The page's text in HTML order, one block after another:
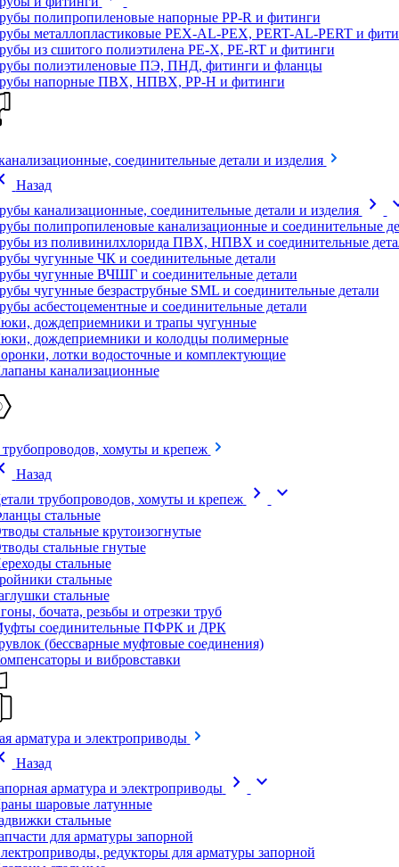
полипропиленовые напорные PP-R и фитинги
металлопластиковые PEX-AL-PEX, PERT-AL-PERT и
из сшитого полиэтилена PE-X, PE-RT и фитинги
полиэтиленовые ПЭ, ПНД, фитинги и фланцы
напорные ПВХ, НПВХ, PP-H и фитинги
соединительные детали и изделия
Назад
канализационные, соединительные детали и изделия
chevron_right
полипропиленовые канализационные и соединительные
из поливинилхлорида ПВХ, НПВХ и соединительные
чугунные ЧК и соединительные детали
чугунные ВЧШГ и соединительные детали
чугунные безраструбные SML и соединительные детали
асбестоцементные и соединительные детали
дождеприемники и трапы чугунные
дождеприемники и колодцы полимерные
лотки водосточные и комплектующие
канализационные
трубопроводов, хомуты и крепеж
Назад
трубопроводов, хомуты и крепеж
chevron_right expand_more
стальные
стальные крутоизогнутые
стальные гнутые
стальные
стальные
стальные
бочата, резьбы и отрезки труб
соединительные ПФРК и ДРК
(бессварные муфтовые соединения)
и вибровставки
арматура и электроприводы
Назад
арматура и электроприводы
chevron_right expand_more
шаровые латунные
стальные
для арматуры запорной
редукторы для арматуры запорной